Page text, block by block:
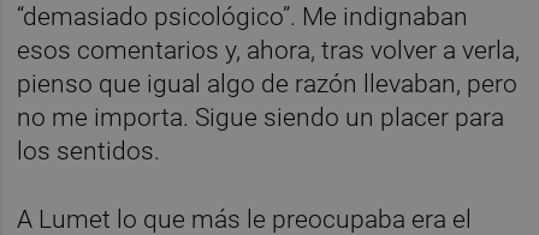
“demasiado psicológico”. Me indignaban
esos comentarios y, ahora, tras volver a verla,
pienso que igual algo de razón llevaban, pero
no me importa. Sigue siendo un placer para
los sentidos.
A Lumet lo que más le preocupaba era el